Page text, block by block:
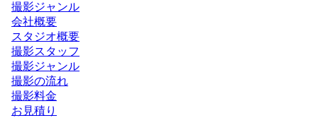
ゲ
ー
シ
ョ
ン
撮影ジャンル
会社概要
スタジオ概要
撮影スタッフ
撮影ジャンル
撮影の流れ
撮影料金
お見積り